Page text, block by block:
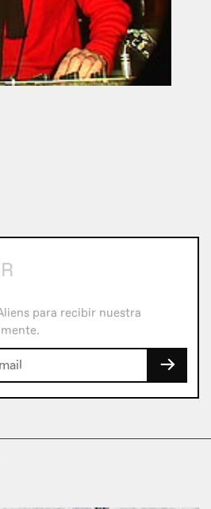
para recibir nuestra
→